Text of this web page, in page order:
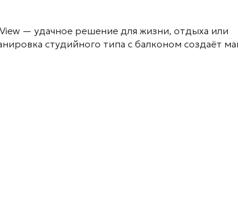
— удачное решение для жизни, отдыха или
студийного типа с балконом создаёт